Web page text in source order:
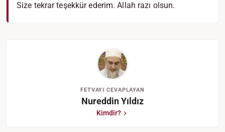
Size tekrar teşekkür ederim. Allah razı olsun.
FETVAYI CEVAPLAYAN
Nureddin Yıldız
Kimdir?